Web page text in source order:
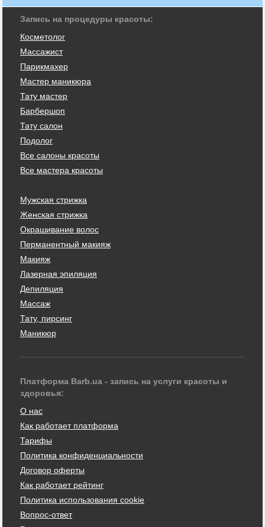
Запись на процедуры красоты:
Косметолог
Массажист
Парикмахер
Мастер маникюра
Тату мастер
Барбершоп
Тату салон
Подолог
Все салоны красоты
Все мастера красоты
Мужская стрижка
Женская стрижка
Окрашивание волос
Перманентный макияж
Макияж
Лазерная эпиляция
Депиляция
Массаж
Тату, пирсинг
Маникюр
Платформа Barb.ua - запись на услуги красоты и
здоровья:
О нас
Как работает платформа
Тарифы
Политика конфиденциальности
Договор оферты
Как работает рейтинг
Политика использования cookie
Вопрос-ответ